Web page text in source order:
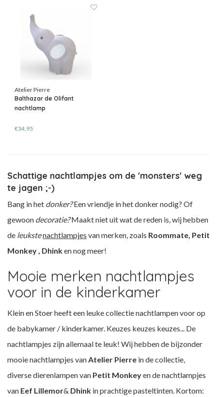
Atelier Pierre
Balthazar de Olifant
nachtlamp
€34,95
Schattige nachtlampjes om de 'monsters' weg
te jagen ;-)
Bang in het donker?Een vriendje in het donker nodig? Of
gewoon decoratie?Maakt niet uit wat de reden is, wij hebben
de leukstenachtlampjes van merken, zoals Roommate, Petit
Monkey, Dhinken nog meer!
Mooie merken nachtlampjes
voor in de kinderkamer
Klein en Stoer heeft een leuke collectie nachtlampen voor op
de babykamer / kinderkamer. Keuzes keuzes keuzes... De
nachtlampjes zijn allemaal te leuk! Wij hebben de bijzonder
mooie nachtlampjes vanAtelier Pierre in de collectie,
diverse dierenlampen van Petit Monkeyen de nachtlampjes
van Eef Lillemor& Dhink in prachtige pasteltinten. Kortom: